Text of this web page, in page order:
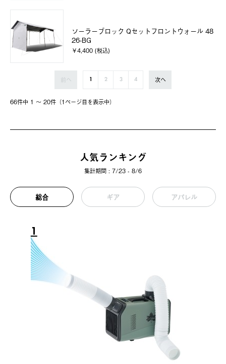
ソーラーブロック Qセットフロントウォール 48
26-BG
￥4,400 (税込)
66件中 1 〜 20件（1ページ⽬を表⽰中）
前へ 1 2 3 4 次へ
人気ランキング
集計期間 : 7/23 - 8/6
総合 ギア アパレル
1